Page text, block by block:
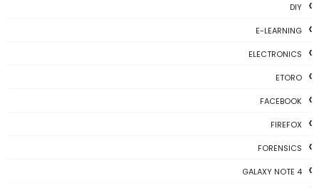
DIY
E-LEARNING
ELECTRONICS
ETORO
FACEBOOK
FIREFOX
FORENSICS
GALAXY NOTE 4